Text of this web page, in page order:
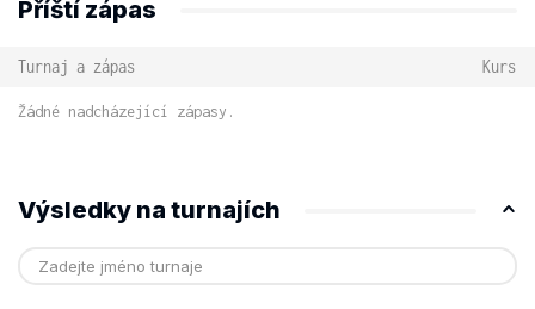
Příští zápas
Turnaj a zápas Kurs
Žádné nadcházející zápasy.
Výsledky na turnajích